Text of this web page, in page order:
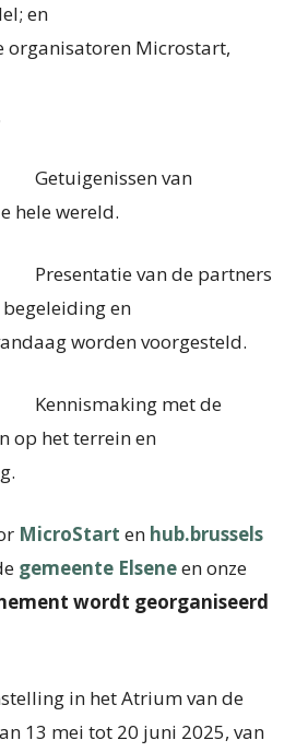
Handel; en
organisatoren Microstart,
en
Getuigenissen van
hele wereld.
Presentatie van de partners
voor begeleiding en
worden voorgesteld.
Kennismaking met de
op het terrein en
MicroStart en hub.brussels
gemeente Elseneen onze
wordt georganiseerd
in het Atrium van de
13 mei tot 20 juni 2025, van